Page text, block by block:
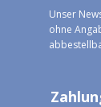
Unser
ohne